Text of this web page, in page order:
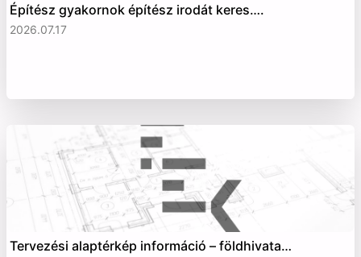
Építész gyakornok építész irodát keres….
2026.07.17
Tervezési alaptérkép információ – földhivata…